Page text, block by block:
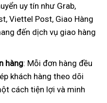
uy tín như Grab,
Viettel Post, Giao Hàng
đến dịch vụ giao hàng
hàng: Mỗi đơn hàng đều
khách hàng theo dõi
cách tiện lợi và minh